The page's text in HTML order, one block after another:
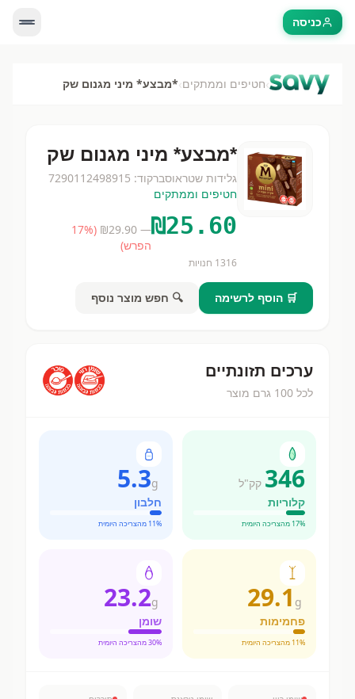
כניסה
›חטיפים וממתקים›*מבצע* מיני מגנום שק
*מבצע* מיני מגנום שק
גלידות שטראוסברקוד: 7290112498915
חטיפים וממתקים
₪25.60
— ₪
29.90
(
17%
הפרש)
1316 חנויות
🛒 הוסף לרשימה 🔍 חפש מוצר נוסף
ערכים תזונתיים
לכל 100 גרם מוצר
346 קק"ל
קלוריות
17% מהצריכה היומית
5.3g
חלבון
11% מהצריכה היומית
29.1 g
פחמימות
11% מהצריכה היומית
23.2g
שומן
30% מהצריכה היומית